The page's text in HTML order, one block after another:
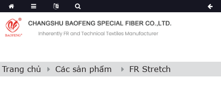
Trang chủ Các sản phẩm FR Stretch